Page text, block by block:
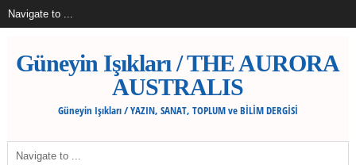
Güneyin Işıkları / THE AURORA
AUSTRALIS
Güneyin Işıkları / YAZIN, SANAT, TOPLUM ve BİLİM DERGİSİ